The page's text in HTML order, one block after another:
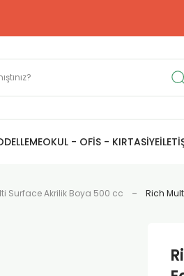
OKUL - OFİS - KIRTASİYE
Surface Akrilik Boya 500 cc Rich